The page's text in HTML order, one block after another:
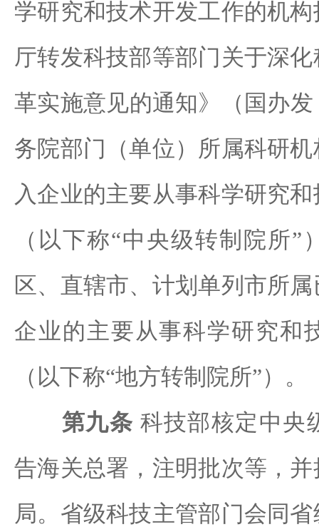
学研究和技术开发工作的机
厅转发科技部等部门关于深
革实施意见的通知》（国办发
务院部门（单位）所属科研
入企业的主要从事科学研究
（以下称“中央级转制院所
区、直辖市、计划单列市所
企业的主要从事科学研究和
（以下称“地方转制院所”）。
第九条 科技部核定中央
告海关总署，注明批次等，
局。省级科技主管部门会同